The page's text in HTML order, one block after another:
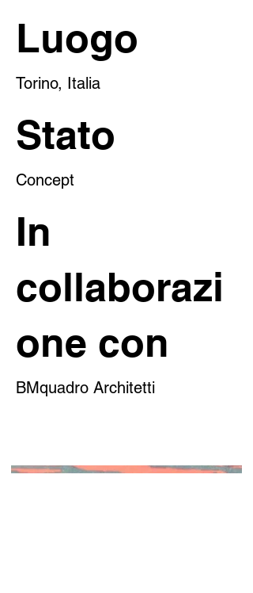
Luogo
Torino, Italia
Stato
Concept
In
collaborazi
one con
BMquadro Architetti